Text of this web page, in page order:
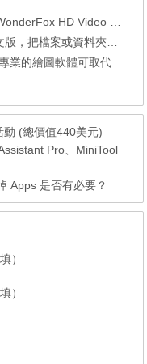
Ultimate、Folder Marker Home 、Clipà.Vu、Preloaders、Animiz Professional 以及 DoYourData Uninstaller Pro。
檔案或資料夾隱藏起來
圖軟體可取代 Photoshop
(總價值440美元)
Pro、MiniTool
Apps 是否有必要？
）
）